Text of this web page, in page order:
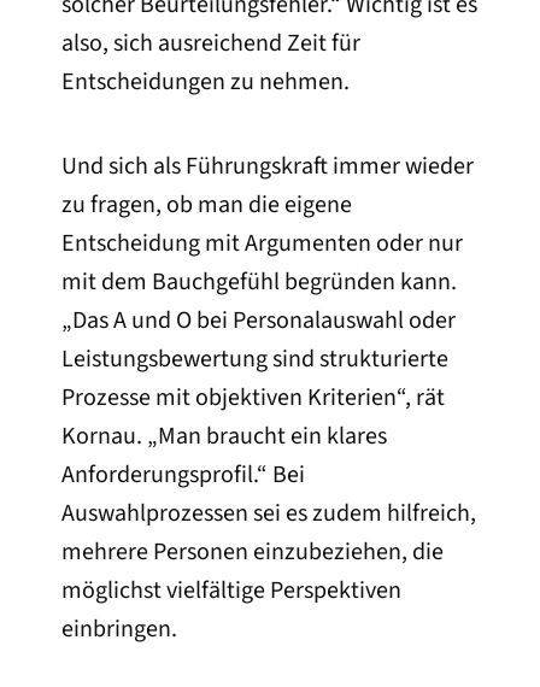
also, sich ausreichend Zeit für
Entscheidungen zu nehmen.
Und sich als Führungskraft immer wieder
zu fragen, ob man die eigene
Entscheidung mit Argumenten oder nur
mit dem Bauchgefühl begründen kann.
„Das A und O bei Personalauswahl oder
Leistungsbewertung sind strukturierte
Prozesse mit objektiven Kriterien“, rät
Kornau. „Man braucht ein klares
Anforderungsprofil.“ Bei
Auswahlprozessen sei es zudem hilfreich,
mehrere Personen einzubeziehen, die
möglichst vielfältige Perspektiven
einbringen.